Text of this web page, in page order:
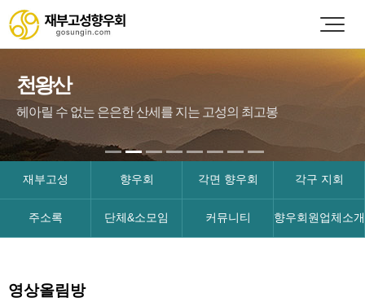
천왕산
헤아릴 수 없는 은은한 산세를 지는 고성의 최고봉
재부고성 향우회 각면 향우회 각구 지회
주소록 단체&소모임 커뮤니티 향우회원업체소개
영상올림방